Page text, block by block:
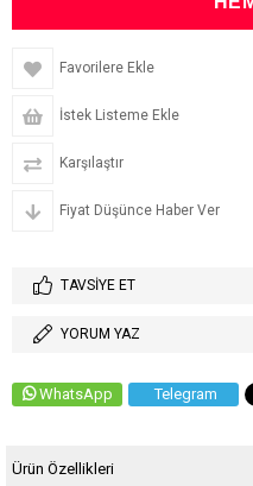
Favorilere Ekle
İstek Listeme Ekle
Karşılaştır
Fiyat Düşünce Haber Ver
TAVSIYE ET
YORUM YAZ
WhatsApp Telegram
Ürün Özellikleri